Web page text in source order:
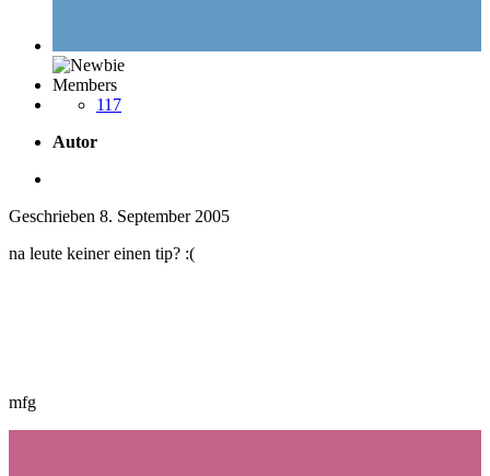
Members
117
Autor
Geschrieben 8. September 2005
na leute keiner einen tip? :(
mfg